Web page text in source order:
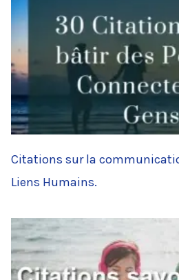
Citations sur la
Liens Humains.